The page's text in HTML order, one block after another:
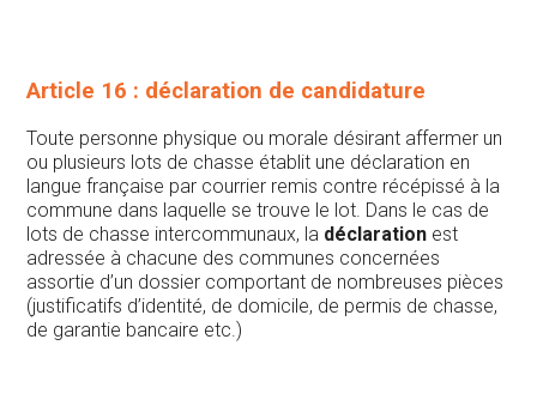
Article 16 : déclaration de candidature
Toute personne physique ou morale désirant affermer un
ou plusieurs lots de chasse établit une déclaration en
langue française par courrier remis contre récépissé à la
commune dans laquelle se trouve le lot. Dans le cas de
lots de chasse intercommunaux, la déclaration est
adressée à chacune des communes concernées
assortie d’un dossier comportant de nombreuses pièces
(justificatifs d’identité, de domicile, de permis de chasse,
de garantie bancaire etc.)